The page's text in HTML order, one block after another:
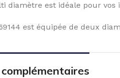
diamètre est idéale pour vos
est équipée de deux